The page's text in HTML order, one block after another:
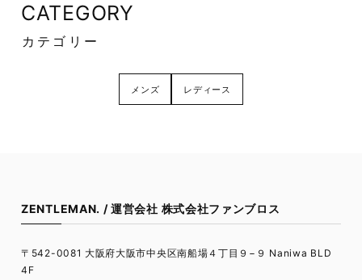
CATEGORY
カテゴリー
メンズ レディース
ZENTLEMAN. / 運営会社 株式会社ファンブロス
〒542-0081 大阪府大阪市中央区南船場４丁目９−９ Naniwa BLD
4F